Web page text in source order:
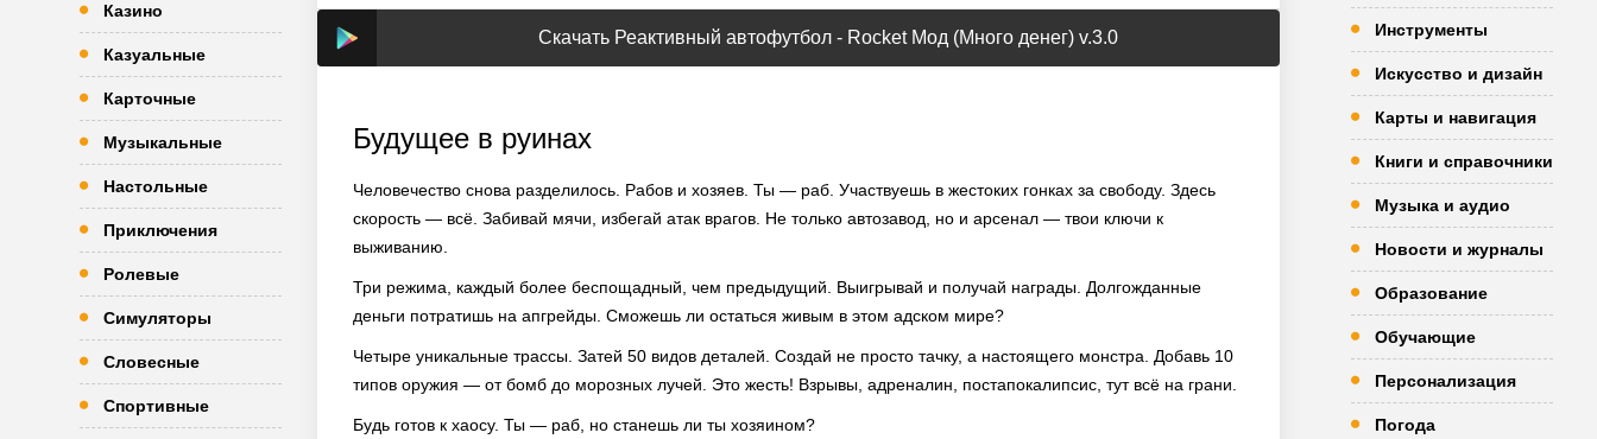
Казино
Казуальные
Карточные
Музыкальные
Настольные
Приключения
Ролевые
Симуляторы
Словесные
Спортивные
Скачать Реактивный автофутбол - Rocket Мод (Много денег) v.3.0
Будущее в руинах
Человечество снова разделилось. Рабов и хозяев. Ты — раб. Участвуешь в жестоких гонках за свободу. Здесь
скорость — всё. Забивай мячи, избегай атак врагов. Не только автозавод, но и арсенал — твои ключи к
выживанию.
Три режима, каждый более беспощадный, чем предыдущий. Выигрывай и получай награды. Долгожданные
деньги потратишь на апгрейды. Сможешь ли остаться живым в этом адском мире?
Четыре уникальные трассы. Затей 50 видов деталей. Создай не просто тачку, а настоящего монстра. Добавь 10
типов оружия — от бомб до морозных лучей. Это жесть! Взрывы, адреналин, постапокалипсис, тут всё на грани.
Будь готов к хаосу. Ты — раб, но станешь ли ты хозяином?
Инструменты
Искусство и дизайн
Карты и навигация
Книги и справочники
Музыка и аудио
Новости и журналы
Образование
Обучающие
Персонализация
Погода